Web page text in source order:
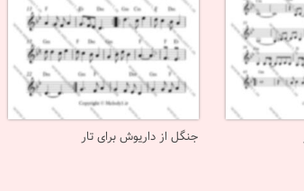
جنگل از داریوش برای تار